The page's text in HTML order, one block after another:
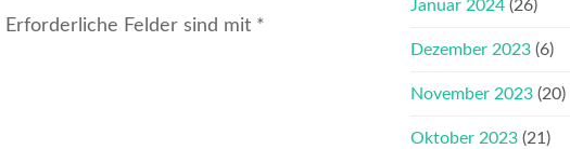
Erforderliche Felder sind mit *
Januar 2024 (26)
Dezember 2023 (6)
November 2023 (20)
Oktober 2023 (21)